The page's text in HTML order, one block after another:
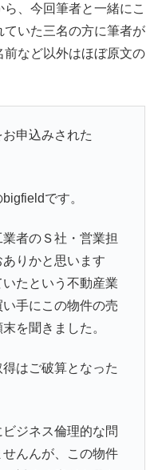
、今回筆者と一緒にこ
いた三名の方に筆者が
など以外はほぼ原文の
申込みされた
です。
者のＳ社・営業担
りかと思います
たという不動産業
手にこの物件の売
を聞きました。
はご破算となった
ジネス倫理的な問
んんが、この物件